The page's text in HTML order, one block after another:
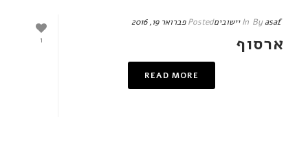
1
Byasaf
In יישוביםPosted פברואר 19, 2016
ארסוף
READ MORE